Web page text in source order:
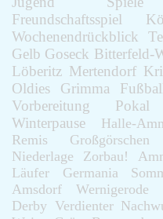
Freundschaftsspiel
Wochenendrückblick
Gelb Goseck Bitterfeld-
Löberitz Mertendorf
Oldies
Grimma
Vorbereitung
Pokal
Winterpause
Halle-
Remis
Großgörschen
Niederlage
Zorbau!
Läufer
Germania
Amsdorf
Wernigerode
Derby Verdienter